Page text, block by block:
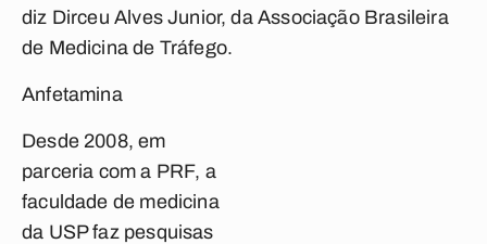
diz Dirceu Alves Junior, da Associação Brasileira
de Medicina de Tráfego.
Anfetamina
Desde 2008, em
parceria com a PRF, a
faculdade de medicina
da USP faz pesquisas